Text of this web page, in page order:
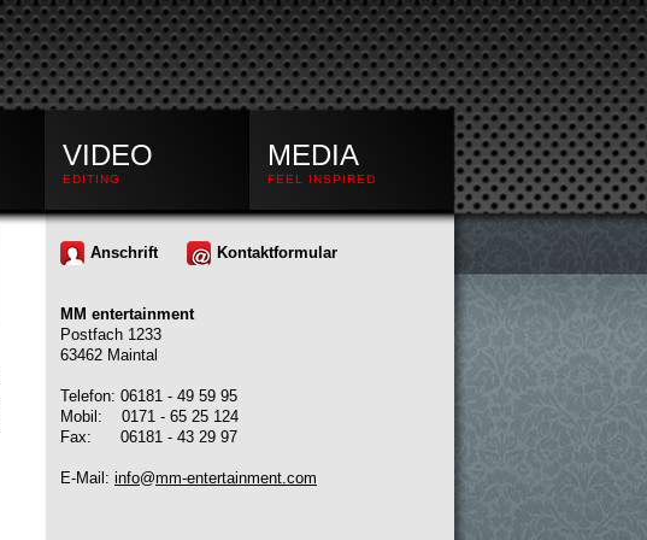
VIDEO
EDITING
MEDIA
FEEL INSPIRED
Anschrift Kontaktformular
MM entertainment
Postfach 1233
63462 Maintal
Telefon: 06181 - 49 59 95
Mobil: 0171 - 65 25 124
Fax: 06181 - 43 29 97
E-Mail: info@mm-entertainment.com